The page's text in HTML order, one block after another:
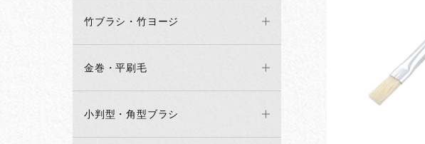
竹ブラシ・竹ヨージ
金巻・平刷毛
小判型・角型ブラシ